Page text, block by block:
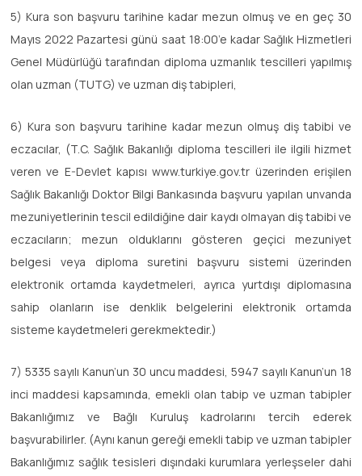
5) Kura son başvuru tarihine kadar mezun olmuş ve en geç 30
Mayıs 2022 Pazartesi günü saat 18:00’e kadar Sağlık Hizmetleri
Genel Müdürlüğü tarafından diploma uzmanlık tescilleri yapılmış
olan uzman (TUTG) ve uzman diş tabipleri,
6) Kura son başvuru tarihine kadar mezun olmuş diş tabibi ve
eczacılar, (T.C. Sağlık Bakanlığı diploma tescilleri ile ilgili hizmet
veren ve E-Devlet kapısı www.turkiye.gov.tr üzerinden erişilen
Sağlık Bakanlığı Doktor Bilgi Bankasında başvuru yapılan unvanda
mezuniyetlerinin tescil edildiğine dair kaydı olmayan diş tabibi ve
eczacıların; mezun olduklarını gösteren geçici mezuniyet
belgesi veya diploma suretini başvuru sistemi üzerinden
elektronik ortamda kaydetmeleri, ayrıca yurtdışı diplomasına
sahip olanların ise denklik belgelerini elektronik ortamda
sisteme kaydetmeleri gerekmektedir.)
7) 5335 sayılı Kanun’un 30 uncu maddesi, 5947 sayılı Kanun’un 18
inci maddesi kapsamında, emekli olan tabip ve uzman tabipler
Bakanlığımız ve Bağlı Kuruluş kadrolarını tercih ederek
başvurabilirler. (Aynı kanun gereği emekli tabip ve uzman tabipler
Bakanlığımız sağlık tesisleri dışındaki kurumlara yerleşseler dahi